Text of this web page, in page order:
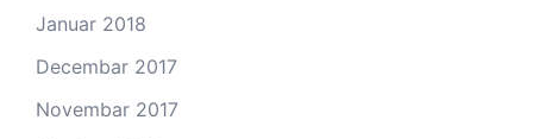
Januar 2018
Decembar 2017
Novembar 2017